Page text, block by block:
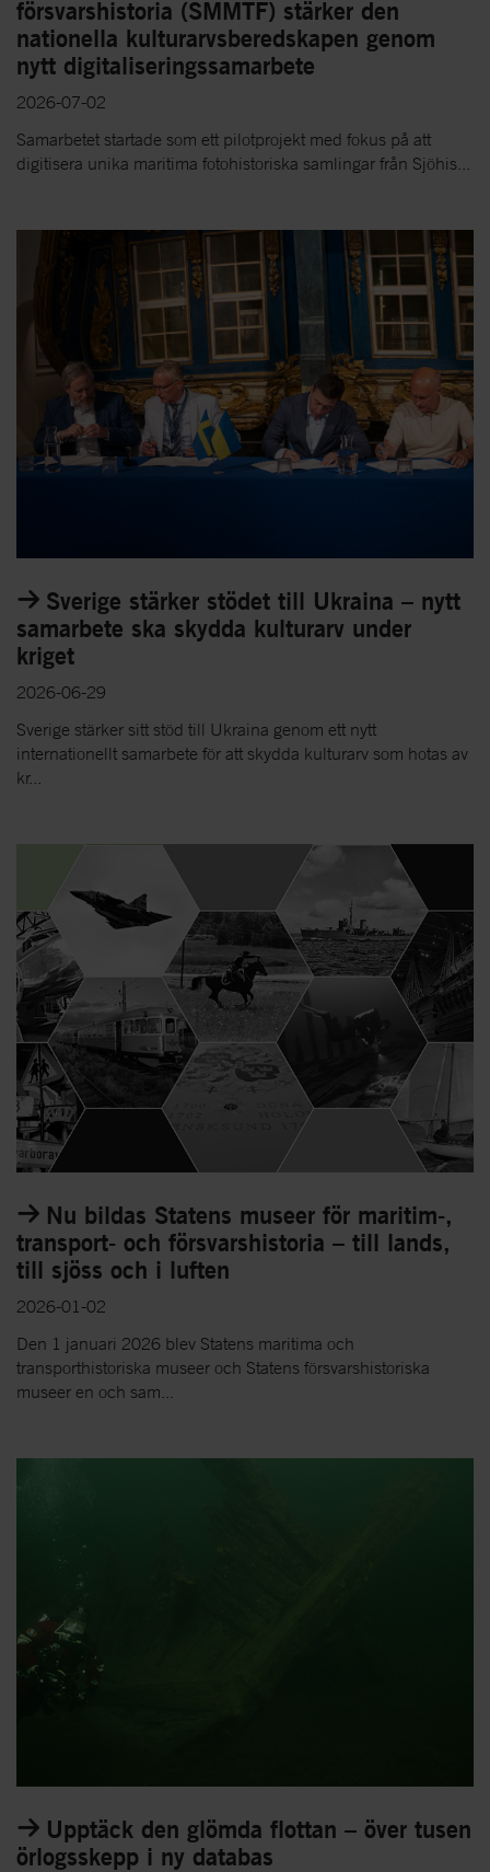
försvarshistoria (SMMTF) stärker den
nationella kulturarvsberedskapen genom
nytt digitaliseringssamarbete
2026-07-02
Samarbetet startade som ett pilotprojekt med fokus på att
digitisera unika maritima fotohistoriska samlingar från Sjöhis...
Sverige stärker stödet till Ukraina – nytt
samarbete ska skydda kulturarv under
kriget
2026-06-29
Sverige stärker sitt stöd till Ukraina genom ett nytt
internationellt samarbete för att skydda kulturarv som hotas av
kr...
Nu bildas Statens museer för maritim-,
transport- och försvarshistoria – till lands,
till sjöss och i luften
2026-01-02
Den 1 januari 2026 blev Statens maritima och
transporthistoriska museer och Statens försvarshistoriska
museer en och sam...
Upptäck den glömda flottan – över tusen
örlogsskepp i ny databas